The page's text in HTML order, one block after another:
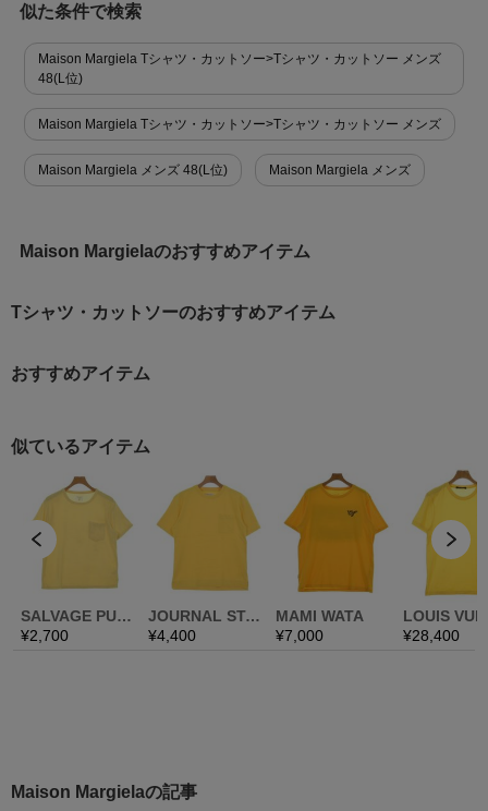
似た条件で検索
Maison Margiela Tシャツ・カットソー>Tシャツ・カットソー メンズ
48(L位)
Maison Margiela Tシャツ・カットソー>Tシャツ・カットソー メンズ
Maison Margiela メンズ 48(L位) Maison Margiela メンズ
Maison Margielaのおすすめアイテム
Tシャツ・カットソーのおすすめアイテム
おすすめアイテム
Maison Margielaの記事